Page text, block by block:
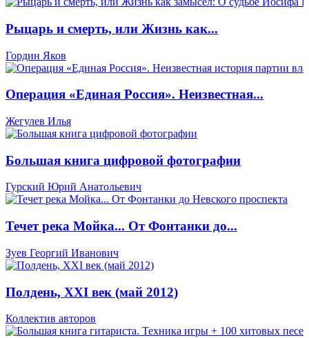
Рыцарь и смерть, или Жизнь как...
Гордин Яков
Операция «Единая Россия». Неизвестная...
Жегулев Илья
Большая книга цифровой фотографии
Гурский Юрий Анатольевич
Течет река Мойка... От Фонтанки до...
Зуев Георгий Иванович
Полдень, XXI век (май 2012)
Коллектив авторов